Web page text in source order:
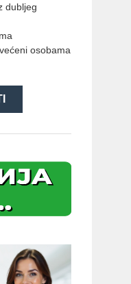
dubljeg
osobama